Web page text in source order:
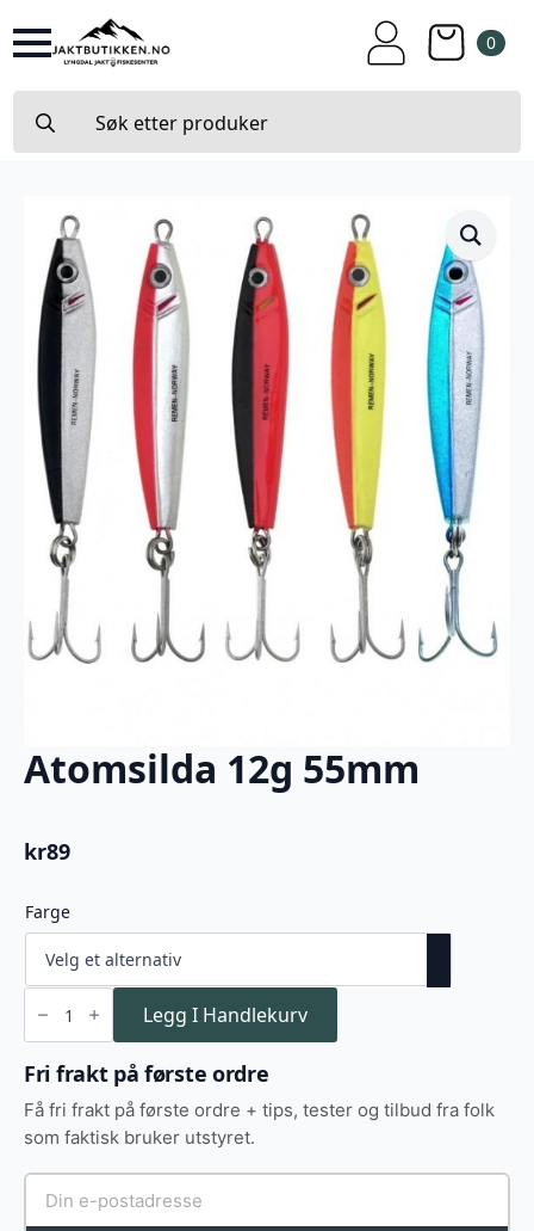
0
for:
Atomsilda 12g 55mm
kr89
Farge
Atomsilda
12g
55mm
antall
Legg I Handlekurv
Fri frakt på første ordre
Få fri frakt på første ordre + tips, tester og tilbud fra folk
som faktisk bruker utstyret.